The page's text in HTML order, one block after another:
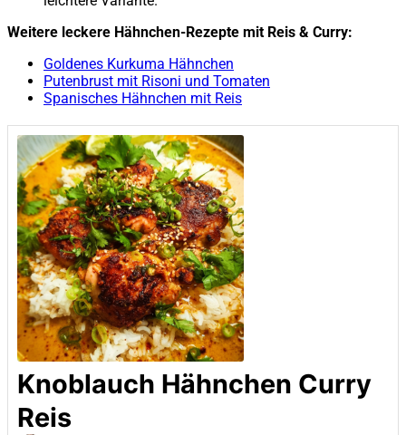
Weitere leckere Hähnchen-Rezepte mit Reis & Curry:
Goldenes Kurkuma Hähnchen
Putenbrust mit Risoni und Tomaten
Spanisches Hähnchen mit Reis
Knoblauch Hähnchen Curry
Reis